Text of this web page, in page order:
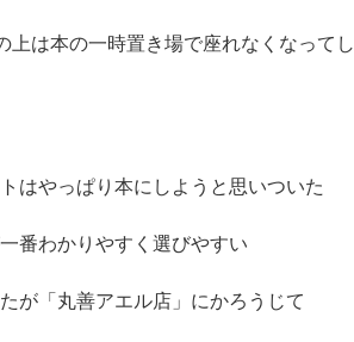
上は本の一時置き場で座れなくなってし
はやっぱり本にしようと思いついた
番わかりやすく選びやすい
が「丸善アエル店」にかろうじて